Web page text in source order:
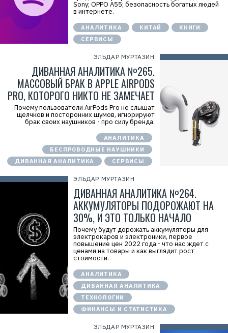
Sony; OPPO A55; безопасность богатых людей
в интернете.
АНАЛИТИКА КИТАЙ
КНИГИ
СЕРВИСЫ
ЭЛЬДАР МУРТАЗИН
ДИВАННАЯ АНАЛИТИКА №265.
МАССОВЫЙ БРАК В APPLE AIRPODS
PRO, КОТОРОГО НИКТО НЕ ЗАМЕЧАЕТ
Почему пользователи AirPods Pro не слышат
щелчков и посторонних шумов, игнорируют
брак своих наушников - про силу бренда.
АНАЛИТИКА
БЕСПРОВОДНЫЕ НАУШНИКИ
ДИВАННАЯ АНАЛИТИКА
СЕРВИСЫ
ЭЛЬДАР МУРТАЗИН
ДИВАННАЯ АНАЛИТИКА №264.
АККУМУЛЯТОРЫ ПОДОРОЖАЮТ НА
30%, И ЭТО ТОЛЬКО НАЧАЛО
Почему будут дорожать аккумуляторы для
электрокаров и электроники, первое
повышение цен 2022 года - что нас ждет с
ценами на товары и как выглядит рост
стоимости.
АНАЛИТИКА
ДИВАННАЯ АНАЛИТИКА
ТЕХНОЛОГИИ
ФИНАНСЫ И СТАТИСТИКА
ЭЛЬДАР МУРТАЗИН